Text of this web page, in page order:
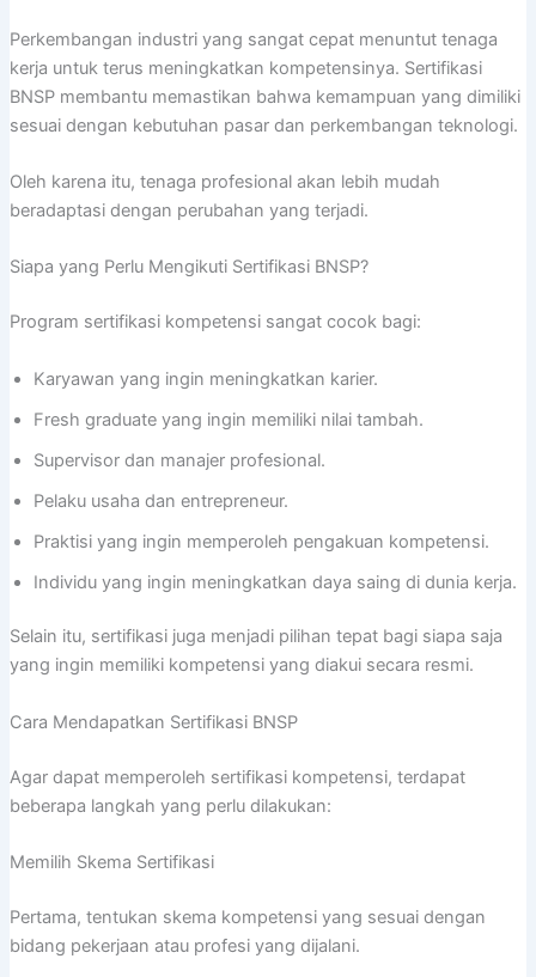
Perkembangan industri yang sangat cepat menuntut tenaga
kerja untuk terus meningkatkan kompetensinya. Sertifikasi
BNSP membantu memastikan bahwa kemampuan yang dimiliki
sesuai dengan kebutuhan pasar dan perkembangan teknologi.
Oleh karena itu, tenaga profesional akan lebih mudah
beradaptasi dengan perubahan yang terjadi.
Siapa yang Perlu Mengikuti Sertifikasi BNSP?
Program sertifikasi kompetensi sangat cocok bagi:
Karyawan yang ingin meningkatkan karier.
Fresh graduate yang ingin memiliki nilai tambah.
Supervisor dan manajer profesional.
Pelaku usaha dan entrepreneur.
Praktisi yang ingin memperoleh pengakuan kompetensi.
Individu yang ingin meningkatkan daya saing di dunia kerja.
Selain itu, sertifikasi juga menjadi pilihan tepat bagi siapa saja
yang ingin memiliki kompetensi yang diakui secara resmi.
Cara Mendapatkan Sertifikasi BNSP
Agar dapat memperoleh sertifikasi kompetensi, terdapat
beberapa langkah yang perlu dilakukan:
Memilih Skema Sertifikasi
Pertama, tentukan skema kompetensi yang sesuai dengan
bidang pekerjaan atau profesi yang dijalani.